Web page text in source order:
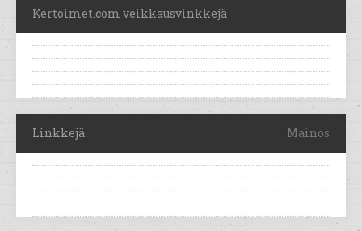
Kertoimet.com veikkausvinkkejä
Linkkejä Mainos